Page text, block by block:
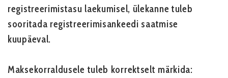
registreerimistasu laekumisel, ülekanne tuleb
sooritada registreerimisankeedi saatmise
kuupäeval.
Maksekorraldusele tuleb korrektselt märkida: